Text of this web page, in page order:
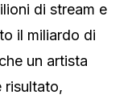
di stream e
il miliardo di
un artista
risultato,